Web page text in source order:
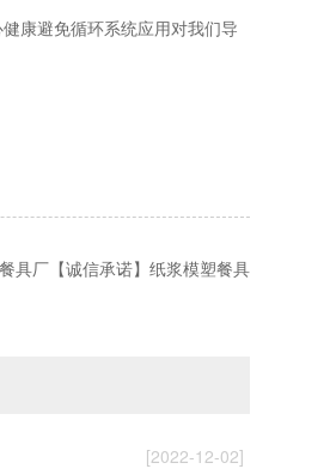
康避免循环系统应用对我们导
具厂【诚信承诺】纸浆模塑餐具
[2022-12-02]